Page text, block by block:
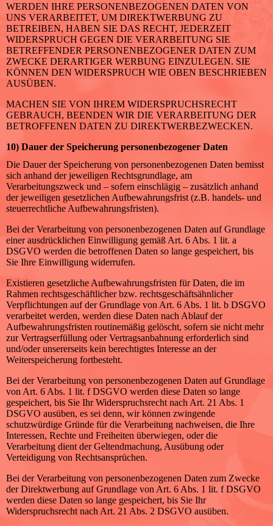
WERDEN IHRE PERSONENBEZOGENEN DATEN VON
UNS VERARBEITET, UM DIREKTWERBUNG ZU
BETREIBEN, HABEN SIE DAS RECHT, JEDERZEIT
WIDERSPRUCH GEGEN DIE VERARBEITUNG SIE
BETREFFENDER PERSONENBEZOGENER DATEN ZUM
ZWECKE DERARTIGER WERBUNG EINZULEGEN. SIE
KÖNNEN DEN WIDERSPRUCH WIE OBEN BESCHRIEBEN
AUSÜBEN.
MACHEN SIE VON IHREM WIDERSPRUCHSRECHT
GEBRAUCH, BEENDEN WIR DIE VERARBEITUNG DER
BETROFFENEN DATEN ZU DIREKTWERBEZWECKEN.
10) Dauer der Speicherung personenbezogener Daten
Die Dauer der Speicherung von personenbezogenen Daten bemisst
sich anhand der jeweiligen Rechtsgrundlage, am
Verarbeitungszweck und – sofern einschlägig – zusätzlich anhand
der jeweiligen gesetzlichen Aufbewahrungsfrist (z.B. handels- und
steuerrechtliche Aufbewahrungsfristen).
Bei der Verarbeitung von personenbezogenen Daten auf Grundlage
einer ausdrücklichen Einwilligung gemäß Art. 6 Abs. 1 lit. a
DSGVO werden die betroffenen Daten so lange gespeichert, bis
Sie Ihre Einwilligung widerrufen.
Existieren gesetzliche Aufbewahrungsfristen für Daten, die im
Rahmen rechtsgeschäftlicher bzw. rechtsgeschäftsähnlicher
Verpflichtungen auf der Grundlage von Art. 6 Abs. 1 lit. b DSGVO
verarbeitet werden, werden diese Daten nach Ablauf der
Aufbewahrungsfristen routinemäßig gelöscht, sofern sie nicht mehr
zur Vertragserfüllung oder Vertragsanbahnung erforderlich sind
und/oder unsererseits kein berechtigtes Interesse an der
Weiterspeicherung fortbesteht.
Bei der Verarbeitung von personenbezogenen Daten auf Grundlage
von Art. 6 Abs. 1 lit. f DSGVO werden diese Daten so lange
gespeichert, bis Sie Ihr Widerspruchsrecht nach Art. 21 Abs. 1
DSGVO ausüben, es sei denn, wir können zwingende
schutzwürdige Gründe für die Verarbeitung nachweisen, die Ihre
Interessen, Rechte und Freiheiten überwiegen, oder die
Verarbeitung dient der Geltendmachung, Ausübung oder
Verteidigung von Rechtsansprüchen.
Bei der Verarbeitung von personenbezogenen Daten zum Zwecke
der Direktwerbung auf Grundlage von Art. 6 Abs. 1 lit. f DSGVO
werden diese Daten so lange gespeichert, bis Sie Ihr
Widerspruchsrecht nach Art. 21 Abs. 2 DSGVO ausüben.